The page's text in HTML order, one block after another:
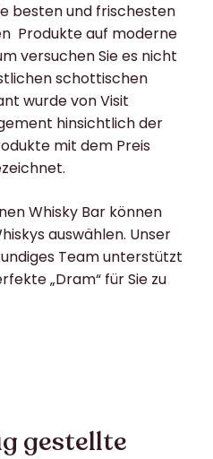
besten und frischesten
Produkte auf moderne
versuchen Sie es nicht
schottischen
wurde von Visit
hinsichtlich der
mit dem Preis
Whisky Bar können
auswählen. Unser
Team unterstützt
„Dram“ für Sie zu
gestellte